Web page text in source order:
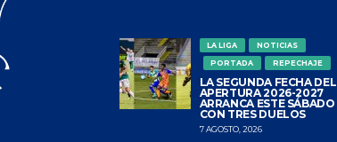
LA LIGA
NOTICIAS
PORTADA
REPECHAJE
LA SEGUNDA FECHA DEL
APERTURA 2026-2027
ARRANCA ESTE SÁBADO
CON TRES DUELOS
7 AGOSTO, 2026